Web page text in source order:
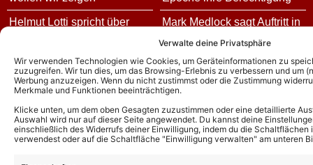
Verwalte deine Privatsphäre
Wir verwenden Technologien wie Cookies, um Geräteinformationen zu
zuzugreifen. Wir tun dies, um das Browsing-Erlebnis zu verbessern und um
Werbung anzuzeigen. Wenn du nicht zustimmst oder die Zustimmung
Merkmale und Funktionen beeinträchtigen.
Klicke unten, um dem oben Gesagten zuzustimmen oder eine detaillierte
Auswahl wird nur auf dieser Seite angewendet. Du kannst deine
einschließlich des Widerrufs deiner Einwilligung, indem du die
verwendest oder auf die Schaltfläche "Einwilligung verwalten" am unteren
Helmut Lotti spricht über
Deutschland-Tour – und
enthüllt seine andere
musikalische Seite!
Fällt die Helene Fischer
Show 2026 doch aus? Das
Mark Medlock sagt Auftritt in
„Giovanni Zarrella Show“
unvorhergesehen ab!
Matthias Reim und Christin
Stark ziehen um: Hier finden
sie ihr neues Zuhause
„Kölner Treff“ Gäste heute: